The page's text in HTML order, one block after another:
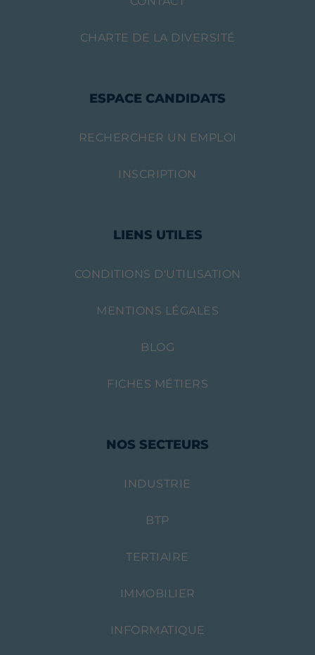
CHARTE DE LA DIVERSITÉ
ESPACE CANDIDATS
RECHERCHER UN EMPLOI
INSCRIPTION
LIENS UTILES
CONDITIONS D'UTILISATION
MENTIONS LÉGALES
BLOG
FICHES MÉTIERS
NOS SECTEURS
INDUSTRIE
BTP
TERTIAIRE
IMMOBILIER
INFORMATIQUE